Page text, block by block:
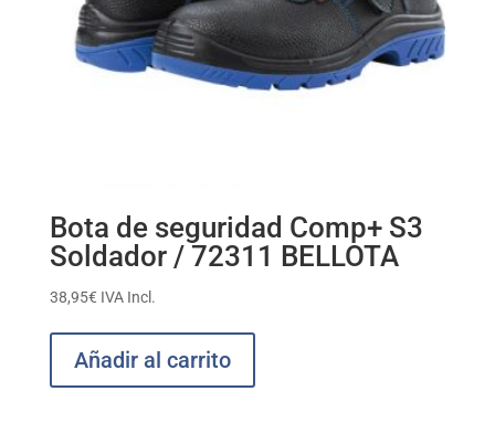
Bota de seguridad Comp+ S3
Soldador / 72311 BELLOTA
38,95€ IVA Incl.
Añadir al carrito